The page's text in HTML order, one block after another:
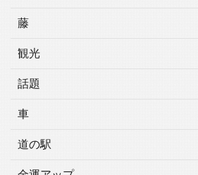
藤
観光
話題
車
道の駅